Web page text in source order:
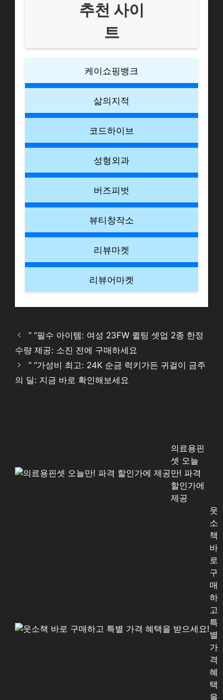
추천 사이
트
케이쇼핑뱅크
삶의지적
코드하이브
성형외과
버즈피벗
뷰티창작소
리뷰마켓
리뷰어마켓
” “필수 아이템: 여성 23FW 퀼팅 셋업 2종 한정
수량 제공: 소진 전에 구매하세요
” “가성비 최고: 24K 순금 럭키가든 귀걸이 금주
의 딜: 지금 바로 확인해보세요
의료용핀
셋 오늘
만! 파격
할인가에
제공
웃
소
책
바
로
구
매
하
고
특
별
가
격
혜
택
을